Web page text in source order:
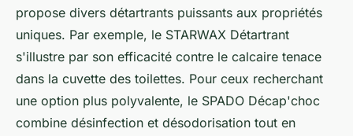
propose divers détartrants puissants aux propriétés
uniques. Par exemple, le STARWAX Détartrant
s'illustre par son efficacité contre le calcaire tenace
dans la cuvette des toilettes. Pour ceux recherchant
une option plus polyvalente, le SPADO Décap'choc
combine désinfection et désodorisation tout en